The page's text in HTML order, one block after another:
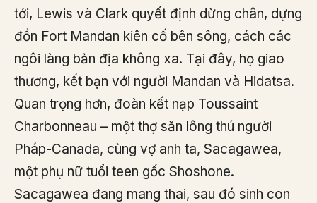
tới, Lewis và Clark quyết định dừng chân, dựng
đồn Fort Mandan kiên cố bên sông, cách các
ngôi làng bản địa không xa. Tại đây, họ giao
thương, kết bạn với người Mandan và Hidatsa.
Quan trọng hơn, đoàn kết nạp Toussaint
Charbonneau – một thợ săn lông thú người
Pháp-Canada, cùng vợ anh ta, Sacagawea,
một phụ nữ tuổi teen gốc Shoshone.
Sacagawea đang mang thai, sau đó sinh con